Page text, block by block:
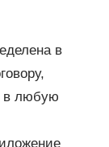
в
в любую